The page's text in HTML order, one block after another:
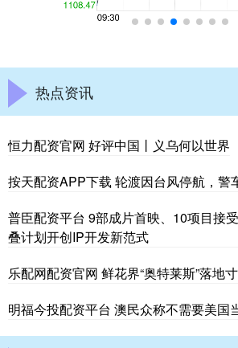
热点资讯
恒力配资官网 好评中国丨义乌何以世界
按天配资APP下载 轮渡因台风停航，警
普臣配资平台 9部成片首映、10项目接
叠计划开创IP开发新范式
乐配网配资官网 鲜花界“奥特莱斯”落地
明福今投配资平台 澳民众称不需要美国